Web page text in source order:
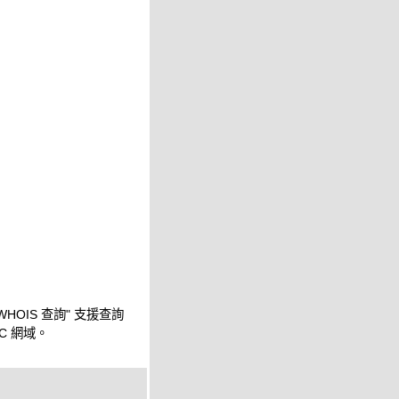
查詢" 支援查詢
網域。